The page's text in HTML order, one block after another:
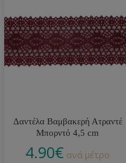
Δαντέλα Βαμβακερή Ατραντέ
Μπορντό 4,5 cm
4.90€ ανά μέτρο